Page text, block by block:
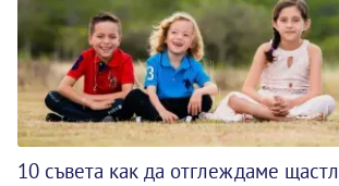
10 съвета как да отглеждаме